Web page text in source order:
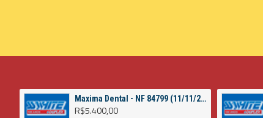
Maxima Dental - NF 84799 (11/11/2022)
R$5.400,00